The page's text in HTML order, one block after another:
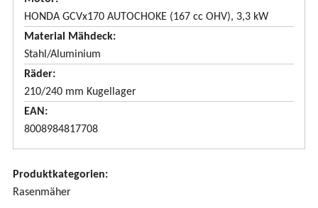
e
n
HONDA GCVx170 AUTOCHOKE (167 cc OHV), 3,3 kW
Material Mähdeck
Stahl/Aluminium
Räder
210/240 mm Kugellager
EAN
8008984817708
Produktkategorien:
Rasenmäher